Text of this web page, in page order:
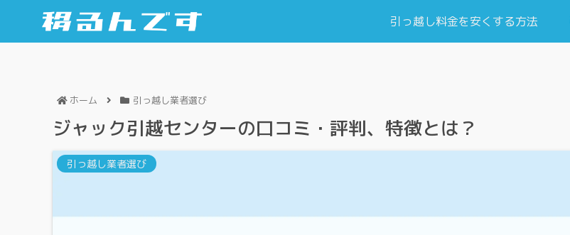
引っ越し料金を安くする方法
ホーム 引っ越し業者選び
ジャック引越センターの口コミ・評判、特徴とは？
引っ越し業者選び